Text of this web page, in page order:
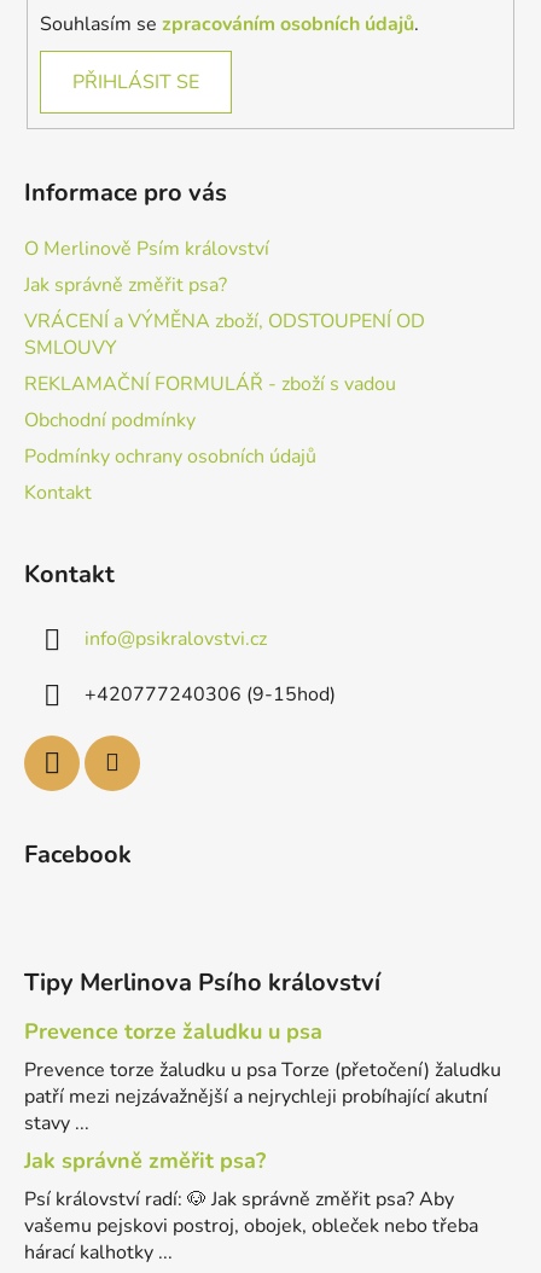
Souhlasím se zpracováním osobních údajů.
PŘIHLÁSIT SE
Informace pro vás
O Merlinově Psím království
Jak správně změřit psa?
VRÁCENÍ a VÝMĚNA zboží, ODSTOUPENÍ OD
SMLOUVY
REKLAMAČNÍ FORMULÁŘ - zboží s vadou
Obchodní podmínky
Podmínky ochrany osobních údajů
Kontakt
Kontakt
info@psikralovstvi.cz
+420777240306 (9-15hod)
Facebook
Tipy Merlinova Psího království
Prevence torze žaludku u psa
Prevence torze žaludku u psa Torze (přetočení) žaludku
patří mezi nejzávažnější a nejrychleji probíhající akutní
stavy ...
Jak správně změřit psa?
Psí království radí: 🐶 Jak správně změřit psa? Aby
vašemu pejskovi postroj, obojek, obleček nebo třeba
hárací kalhotky ...